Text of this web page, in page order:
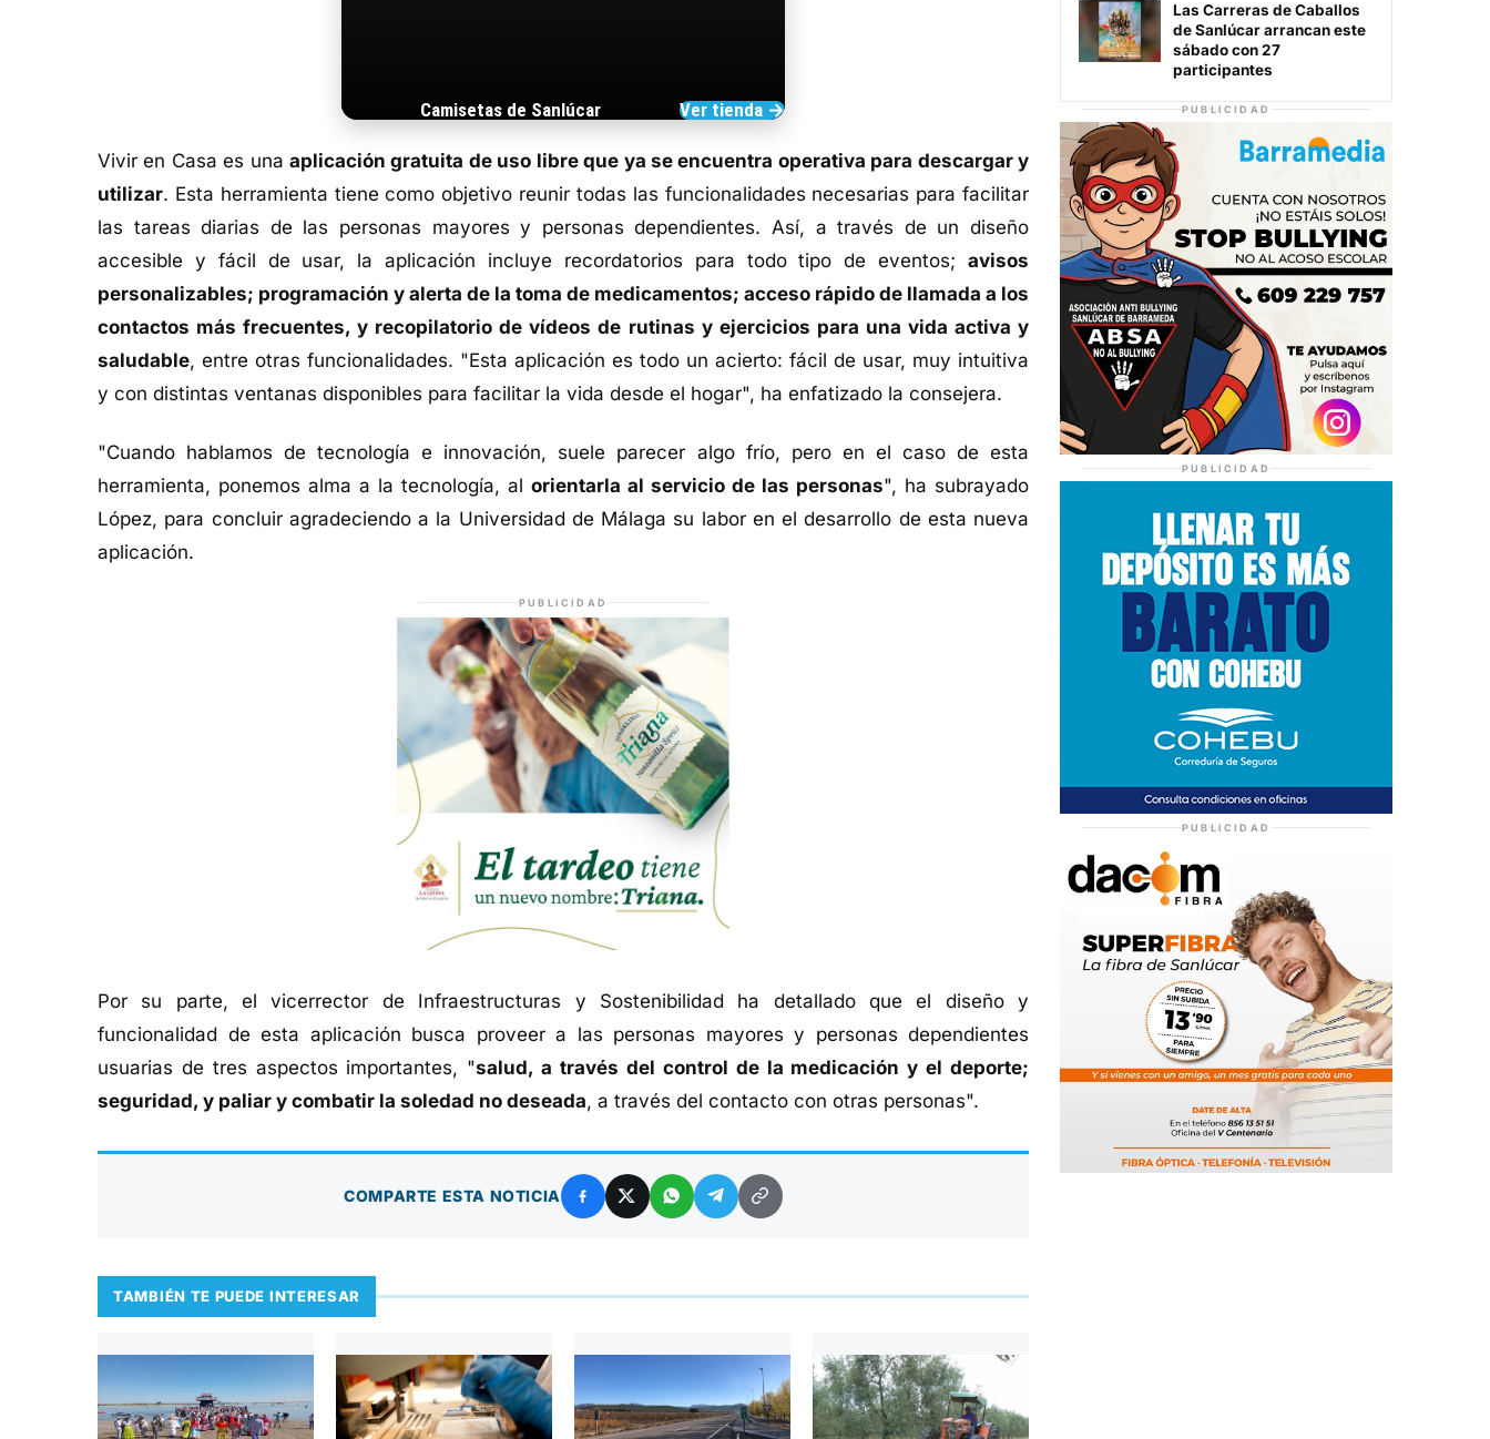
Camisetas de Sanlúcar Ver tienda →
Vivir en Casa es unaaplicación gratuita de uso libre que ya se encuentra operativa para descargar y
utilizar. Esta herramienta tiene como objetivo reunir todas las funcionalidades necesarias para facilitar
las tareas diarias de las personas mayores y personas dependientes. Así, a través de un diseño
accesible y fácil de usar, la aplicación incluye recordatorios para todo tipo de eventos; avisos
personalizables; programación y alerta de la toma de medicamentos; acceso rápido de llamada a los
contactos más frecuentes, y recopilatorio de vídeos de rutinas y ejercicios para una vida activa y
saludable, entre otras funcionalidades. "Esta aplicación es todo un acierto: fácil de usar, muy intuitiva
y con distintas ventanas disponibles para facilitar la vida desde el hogar", ha enfatizado la consejera.
"Cuando hablamos de tecnología e innovación, suele parecer algo frío, pero en el caso de esta
herramienta, ponemos alma a la tecnología, al orientarla al servicio de las personas", ha subrayado
López, para concluir agradeciendo a la Universidad de Málaga su labor en el desarrollo de esta nueva
aplicación.
PUBLICIDAD
Por su parte, el vicerrector de Infraestructuras y Sostenibilidad ha detallado que el diseño y
funcionalidad de esta aplicación busca proveer a las personas mayores y personas dependientes
usuarias de tres aspectos importantes, "salud, a través del control de la medicación y el deporte;
seguridad, y paliar y combatir la soledad no deseada, a través del contacto con otras personas".
COMPARTE ESTA NOTICIA
TAMBIÉN TE PUEDE INTERESAR
Las Carreras de Caballos
de Sanlúcar arrancan este
sábado con 27
participantes
PUBLICIDAD
PUBLICIDAD
PUBLICIDAD